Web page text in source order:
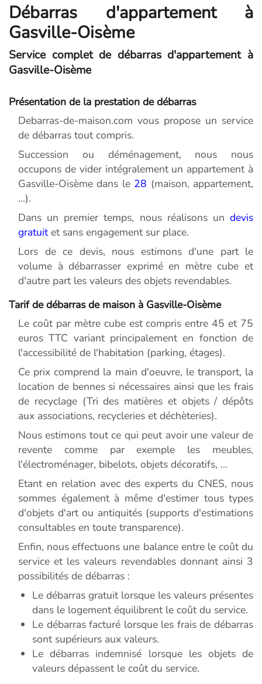
Débarras d'appartement à
Gasville-Oisème
Service complet de débarras d'appartement à
Gasville-Oisème
Présentation de la prestation de débarras
Debarras-de-maison.com vous propose un service
de débarras tout compris.
Succession ou déménagement, nous nous
occupons de vider intégralement un appartement à
Gasville-Oisème dans le 28 (maison, appartement,
...).
Dans un premier temps, nous réalisons un devis
gratuitet sans engagement sur place.
Lors de ce devis, nous estimons d'une part le
volume à débarrasser exprimé en mètre cube et
d'autre part les valeurs des objets revendables.
Tarif de débarras de maison à Gasville-Oisème
Le coût par mètre cube est compris entre 45 et 75
euros TTC variant principalement en fonction de
l'accessibilité de l'habitation (parking, étages).
Ce prix comprend la main d'oeuvre, le transport, la
location de bennes si nécessaires ainsi que les frais
de recyclage (Tri des matières et objets / dépôts
aux associations, recycleries et déchèteries).
Nous estimons tout ce qui peut avoir une valeur de
revente comme par exemple les meubles,
l'électroménager, bibelots, objets décoratifs, ...
Etant en relation avec des experts du CNES, nous
sommes également à même d'estimer tous types
d'objets d'art ou antiquités (supports d'estimations
consultables en toute transparence).
Enfin, nous effectuons une balance entre le coût du
service et les valeurs revendables donnant ainsi 3
possibilités de débarras :
Le débarras gratuit lorsque les valeurs présentes
dans le logement équilibrent le coût du service.
Le débarras facturé lorsque les frais de débarras
sont supérieurs aux valeurs.
Le débarras indemnisé lorsque les objets de
valeurs dépassent le coût du service.